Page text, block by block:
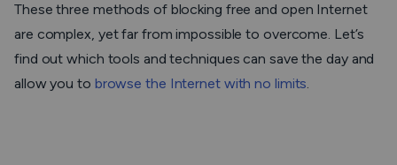
These three methods of blocking free and open Internet
are complex, yet far from impossible to overcome. Let’s
find out which tools and techniques can save the day and
allow you to browse the Internet with no limits.